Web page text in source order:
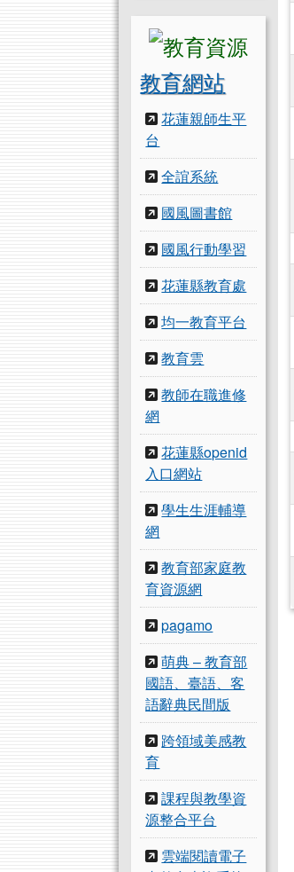
教育網站
花蓮親師生平
台
全誼系統
國風圖書館
國風行動學習
花蓮縣教育處
均一教育平台
教育雲
教師在職進修
網
花蓮縣openid
入口網站
學生生涯輔導
網
教育部家庭教
育資源網
pagamo
萌典 – 教育部
國語、臺語、客
語辭典民間版
跨領域美感教
育
課程與教學資
源整合平台
雲端閱讀電子